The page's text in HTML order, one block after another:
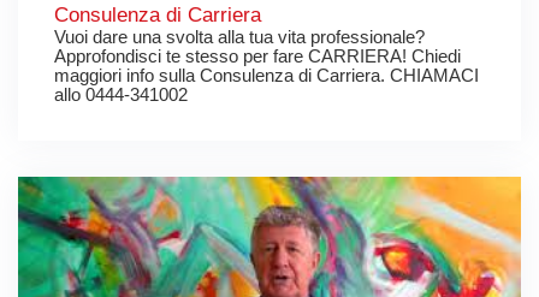
Consulenza di Carriera
Vuoi dare una svolta alla tua vita professionale?
Approfondisci te stesso per fare CARRIERA! Chiedi
maggiori info sulla Consulenza di Carriera. CHIAMACI
allo 0444-341002